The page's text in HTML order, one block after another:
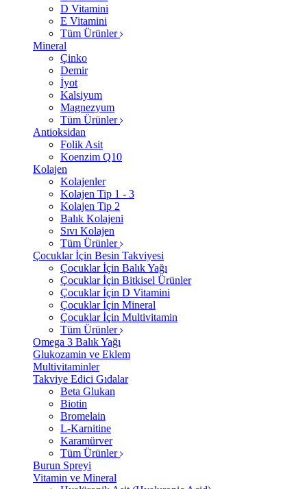
D Vitamini
E Vitamini
Tüm Ürünler
Mineral
Çinko
Demir
İyot
Kalsiyum
Magnezyum
Tüm Ürünler
Antioksidan
Folik Asit
Koenzim Q10
Kolajen
Kolajenler
Kolajen Tip 1 - 3
Kolajen Tip 2
Balık Kolajeni
Sıvı Kolajen
Tüm Ürünler
Çocuklar İçin Besin Takviyesi
Çocuklar İçin Balık Yağı
Çocuklar İçin Bitkisel Ürünler
Çocuklar İçin D Vitamini
Çocuklar İçin Mineral
Çocuklar İçin Multivitamin
Tüm Ürünler
Omega 3 Balık Yağı
Glukozamin ve Eklem
Multivitaminler
Takviye Edici Gıdalar
Beta Glukan
Biotin
Bromelain
L-Karnitine
Karamürver
Tüm Ürünler
Burun Spreyi
Vitamin ve Mineral